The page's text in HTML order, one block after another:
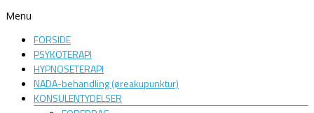
Menu
FORSIDE
PSYKOTERAPI
HYPNOSETERAPI
NADA-behandling (øreakupunktur)
KONSULENTYDELSER